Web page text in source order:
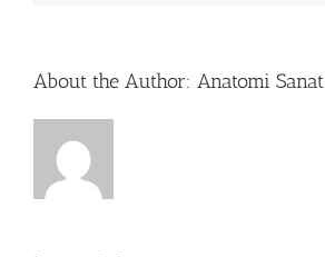
About the Author: Anatomi Sanat